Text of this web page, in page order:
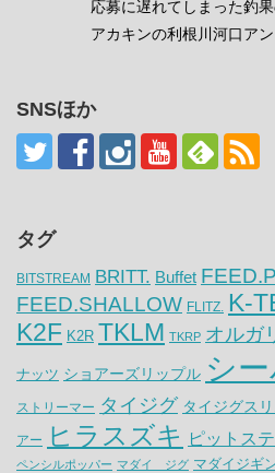
応募に遅れてしまった釣
アカキンの利根川河口ア
SNSほか
タグ
BITSTREAM BRITT. Buffet
FEED.SHALLOW FLITZ.
K-
K2F K2R TKLM TKRP オルガ
ナッツ ショアーズリップル シ
ストリーマー タイジグ タイジグスリ
アー ヒラスズキ ピットス
ペンシルポッパー マダイ ジグ マダイジギ